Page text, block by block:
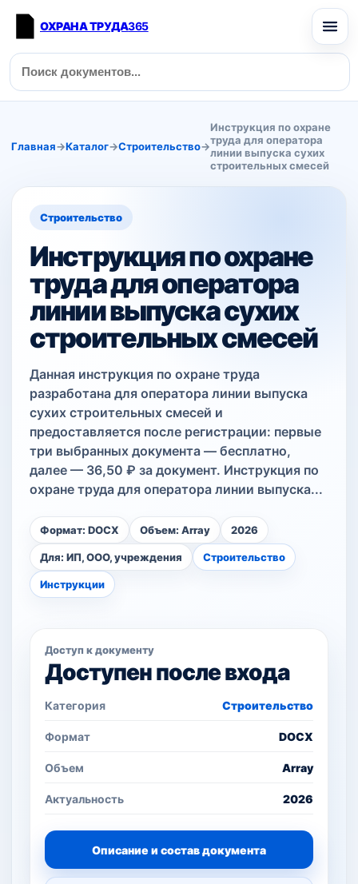
ОХРАНА ТРУДА365
Главная→Каталог→Строительство→
Инструкция по охране
труда для оператора
линии выпуска сухих
строительных смесей
Строительство
Инструкция по охране
труда для оператора
линии выпуска сухих
строительных смесей
Данная инструкция по охране труда
разработана для оператора линии выпуска
сухих строительных смесей и
предоставляется после регистрации: первые
три выбранных документа — бесплатно,
далее — 36,50 ₽ за документ. Инструкция по
охране труда для оператора линии выпуска...
Формат: DOCX Объем: Array 2026
Для: ИП, ООО, учреждения Строительство
Инструкции
Доступ к документу
Доступен после входа
Категория Строительство
Формат DOCX
Объем Array
Актуальность 2026
Описание и состав документа